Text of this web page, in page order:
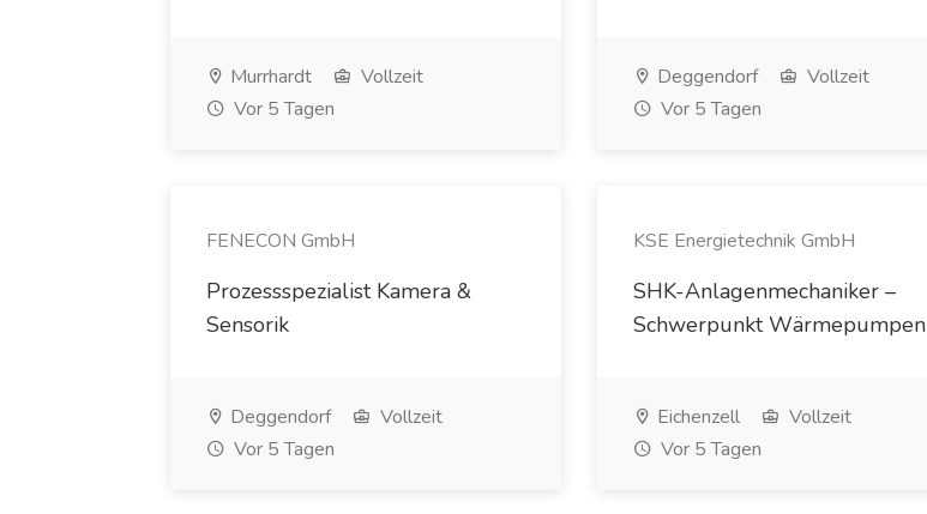
Murrhardt
Vollzeit
Vor 5 Tagen
Deggendorf
Vollzeit
Vor 5 Tagen
FENECON GmbH
Prozessspezialist Kamera &
Sensorik
Deggendorf
Vollzeit
Vor 5 Tagen
KSE Energietechnik GmbH
SHK-Anlagenmechaniker –
Schwerpunkt Wärmepumpen
Eichenzell
Vollzeit
Vor 5 Tagen